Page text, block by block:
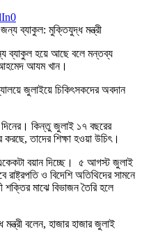
0
ব্যাকুল হয়ে আছে বলে মন্তব্য
আযম খান।
জুলাইয়ে চিকিৎসকদের অবদান
কিন্তু জুলাই ১৭ বছরের
তাদের শিক্ষা হওয়া উচিৎ।
বয়ান দিচ্ছে। ৫ আগস্ট জুলাই
ও বিদেশি অতিথিদের সামনে
মাঝে বিভাজন তৈরি হলে
বলেন, হাজার হাজার জুলাই